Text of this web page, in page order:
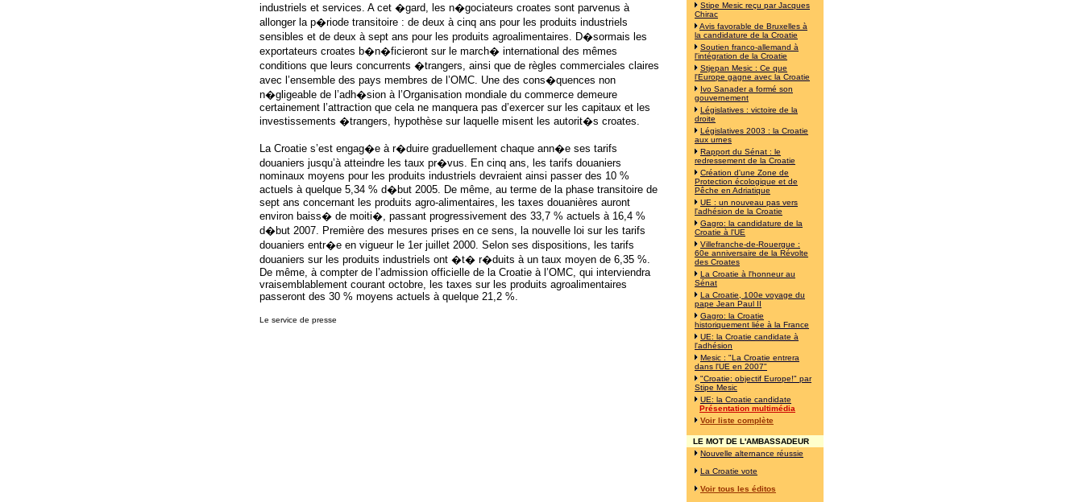
industriels et services. A cet �gard, les n�gociateurs croates sont parvenus à
allonger la p�riode transitoire : de deux à cinq ans pour les produits industriels
sensibles et de deux à sept ans pour les produits agroalimentaires. D�sormais les
exportateurs croates b�n�ficieront sur le march� international des mêmes
conditions que leurs concurrents �trangers, ainsi que de règles commerciales claires
avec l’ensemble des pays membres de l’OMC. Une des cons�quences non
n�gligeable de l’adh�sion à l’Organisation mondiale du commerce demeure
certainement l’attraction que cela ne manquera pas d’exercer sur les capitaux et les
investissements �trangers, hypothèse sur laquelle misent les autorit�s croates.
La Croatie s’est engag�e à r�duire graduellement chaque ann�e ses tarifs
douaniers jusqu’à atteindre les taux pr�vus. En cinq ans, les tarifs douaniers
nominaux moyens pour les produits industriels devraient ainsi passer des 10 %
actuels à quelque 5,34 % d�but 2005. De même, au terme de la phase transitoire de
sept ans concernant les produits agro-alimentaires, les taxes douanières auront
environ baiss� de moiti�, passant progressivement des 33,7 % actuels à 16,4 %
d�but 2007. Première des mesures prises en ce sens, la nouvelle loi sur les tarifs
douaniers entr�e en vigueur le 1er juillet 2000. Selon ses dispositions, les tarifs
douaniers sur les produits industriels ont �t� r�duits à un taux moyen de 6,35 %.
De même, à compter de l’admission officielle de la Croatie à l’OMC, qui interviendra
vraisemblablement courant octobre, les taxes sur les produits agroalimentaires
passeront des 30 % moyens actuels à quelque 21,2 %.
Le service de presse
Stipe Mesic reçu par Jacques
Chirac
Avis favorable de Bruxelles à
la candidature de la Croatie
Soutien franco-allemand à
l'intégration de la Croatie
Stjepan Mesic : Ce que
l'Europe gagne avec la Croatie
Ivo Sanader a formé son
gouvernement
Législatives : victoire de la
droite
Législatives 2003 : la Croatie
aux urnes
Rapport du Sénat : le
redressement de la Croatie
Création d'une Zone de
Protection écologique et de
Pêche en Adriatique
UE : un nouveau pas vers
l'adhésion de la Croatie
Gagro: la candidature de la
Croatie à l'UE
Villefranche-de-Rouergue :
60e anniversaire de la Révolte
des Croates
La Croatie à l'honneur au
Sénat
La Croatie, 100e voyage du
pape Jean Paul II
Gagro: la Croatie
historiquement liée à la France
UE: la Croatie candidate à
l'adhésion
Mesic : "La Croatie entrera
dans l'UE en 2007"
"Croatie: objectif Europe!" par
Stipe Mesic
UE: la Croatie candidate
Présentation multimédia
Voir liste complète
LE MOT DE L'AMBASSADEUR
Nouvelle alternance réussie
La Croatie vote
Voir tous les éditos